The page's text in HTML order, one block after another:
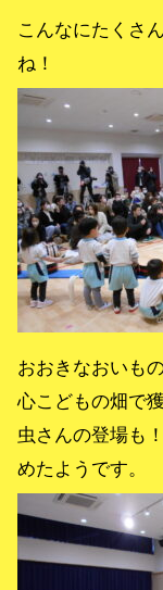
こんなにたくさ
ね！
おおきなおいも
心こどもの畑で
虫さんの登場も
めたようです。